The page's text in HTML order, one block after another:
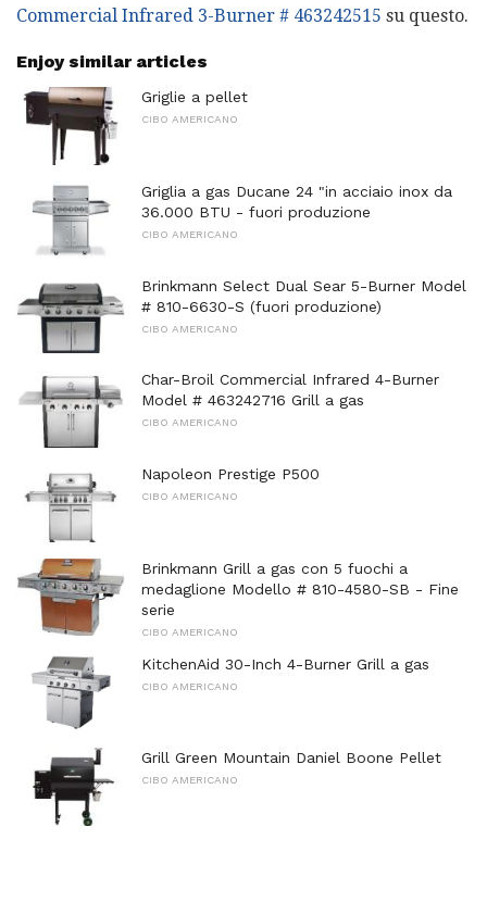
Commercial Infrared 3-Burner # 463242515 su questo.
Enjoy similar articles
Griglie a pellet
CIBO AMERICANO
Griglia a gas Ducane 24 "in acciaio inox da
36.000 BTU - fuori produzione
CIBO AMERICANO
Brinkmann Select Dual Sear 5-Burner Model
# 810-6630-S (fuori produzione)
CIBO AMERICANO
Char-Broil Commercial Infrared 4-Burner
Model # 463242716 Grill a gas
CIBO AMERICANO
Napoleon Prestige P500
CIBO AMERICANO
Brinkmann Grill a gas con 5 fuochi a
medaglione Modello # 810-4580-SB - Fine
serie
CIBO AMERICANO
KitchenAid 30-Inch 4-Burner Grill a gas
CIBO AMERICANO
Grill Green Mountain Daniel Boone Pellet
CIBO AMERICANO